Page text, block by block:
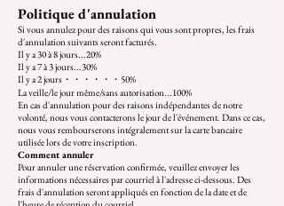
votre première fois ! Guide des points
d’embarquement avec photosItinéraire depuis
la station de monorail « Île de Tennozu » jusqu'à
l'embarcadèreJetée de Tennozu sur Google
Maps :
https://maps.app.goo.gl/41P5MU2Yff9QtPnRA
aucun remboursement ni changement de
croisière ne sera possible.Régime privéEn cas de
retard, la croisière se poursuivra jusqu'à la fin de
la durée restante. Il est possible qu'elle fasse
demi-tour en cours de route, selon sa durée de
fonctionnement.
parkings payants près de Tennozu, mais veuillez
vérifier vous-même leur emplacement et leur
disponibilité le jour même et arriver
suffisamment à l'avance.Résultats de recherche
Google Maps pour « Parking à pièces de l'île
Tennozu
»https://maps.app.goo.gl/2gpSc3zvdfXuC7gZA
Politique d'annulation
Si vous annulez pour des raisons qui vous sont propres, les frais
d'annulation suivants seront facturés.
Il y a 30 à 8 jours...20%
Il y a 7 à 3 jours...30%
Il y a 2 jours・・・・・・50%
La veille/le jour même/sans autorisation...100%
En cas d'annulation pour des raisons indépendantes de notre
volonté, nous vous contacterons le jour de l'événement. Dans ce cas,
nous vous rembourserons intégralement sur la carte bancaire
utilisée lors de votre inscription.
Comment annuler
Pour annuler une réservation confirmée, veuillez envoyer les
informations nécessaires par courriel à l'adresse ci-dessous. Des
frais d'annulation seront appliqués en fonction de la date et de